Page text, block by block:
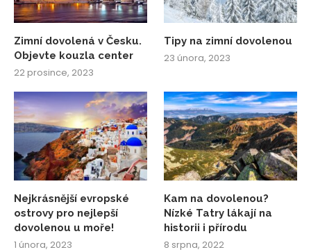
Zimní dovolená v Česku.
Objevte kouzla center
22 prosince, 2023
Tipy na zimní dovolenou
23 února, 2023
Nejkrásnější evropské
ostrovy pro nejlepší
dovolenou u moře!
1 února, 2023
Kam na dovolenou?
Nízké Tatry lákají na
historii i přírodu
8 srpna, 2022